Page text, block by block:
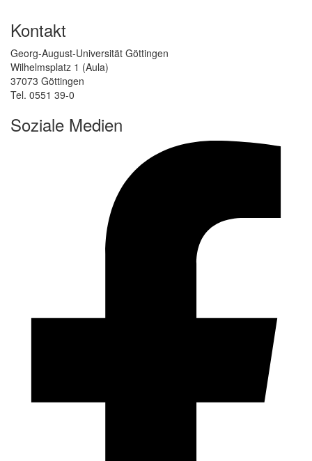
Kontakt
Georg-August-Universität Göttingen
Wilhelmsplatz 1 (Aula)
37073 Göttingen
Tel. 0551 39-0
Soziale Medien